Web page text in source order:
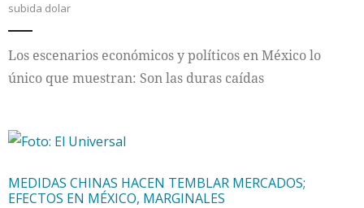
subida dolar
Los escenarios económicos y políticos en México lo
único que muestran: Son las duras caídas
MEDIDAS CHINAS HACEN TEMBLAR MERCADOS;
EFECTOS EN MÉXICO, MARGINALES